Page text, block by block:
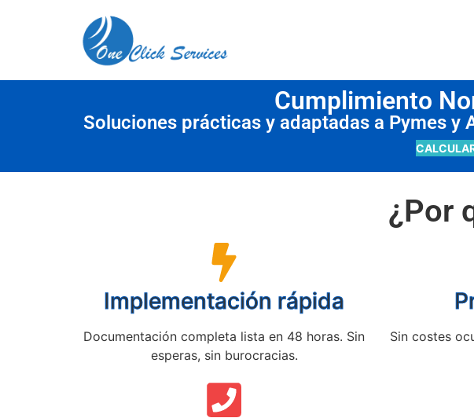
Cumplimiento
Soluciones prácticas y adaptadas a Pymes
¿Por
Implementación rápida
Documentación completa lista en 48 horas. Sin
esperas, sin burocracias.
Sin costes